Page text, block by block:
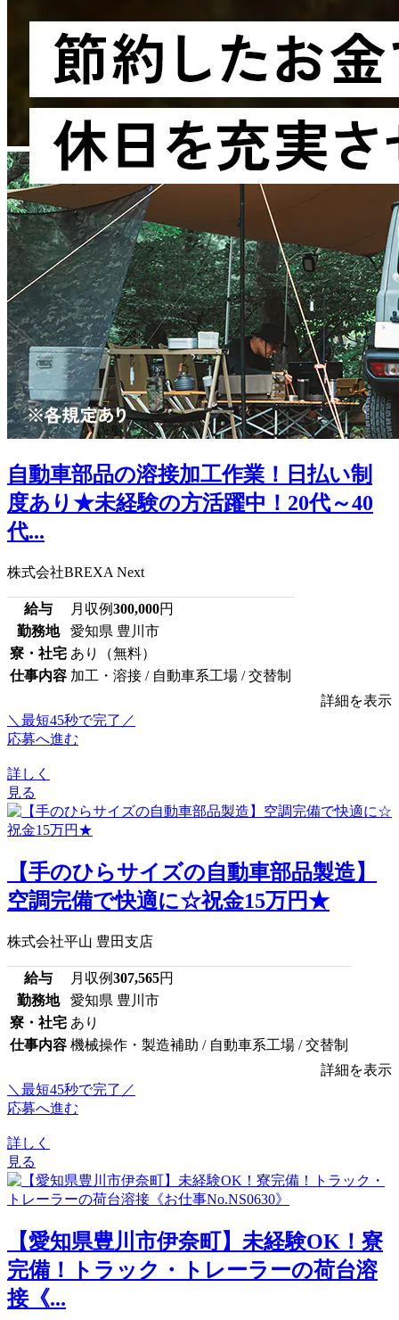
自動車部品の溶接加工作業！日払い制
度あり★未経験の方活躍中！20代～40
代...
株式会社BREXA Next
給与 月収例300,000円
勤務地
愛知県 豊川市
寮・社宅 あり（無料）
仕事内容 加工・溶接 / 自動車系工場 / 交替制
詳細を表示
＼最短45秒で完了／
応募へ進む
詳しく
見る
【手のひらサイズの自動車部品製造】
空調完備で快適に☆祝金15万円★
株式会社平山 豊田支店
給与 月収例307,565円
勤務地
愛知県 豊川市
寮・社宅 あり
仕事内容 機械操作・製造補助 / 自動車系工場 / 交替制
詳細を表示
＼最短45秒で完了／
応募へ進む
詳しく
見る
【愛知県豊川市伊奈町】未経験OK！寮
完備！トラック・トレーラーの荷台溶
接《...